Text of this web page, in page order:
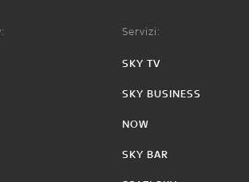
Servizi:
SKY TV
SKY BUSINESS
NOW
SKY BAR